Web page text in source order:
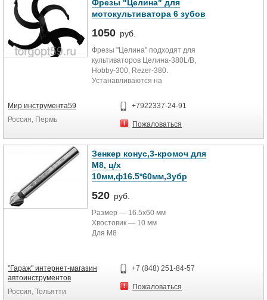
Фрезы "Целина" для
мотокультиватора 6 зубов
1050 руб.
Фрезы "Целина" подходят для
культиваторов Целина-380L/B,
Hobby-300, Rezer-380.
Устанавливаются на
рабочей зоны агрегата, тем самым
позволяют сэкономить время на
обработку грунта. Наиболее
большие участки. Предназначены
для рыхления почвы с
измельчением сорняков и
равномерным перемешиванием
почвы при внесении минеральных
удобрений. Фрезы монтируются на
выходной вал редуктора.
Изготовлены из качественного
материала, имеют длительный
Мир инструмента59
Россия, Пермь
+7922337-24-91
Пожаловаться
Зенкер конус,3-кромоч для
М8, ц/х
10мм,ф16.5*60мм,Зубр
520 руб.
Размер ― 16.5х60 мм
Хвостовик ― 10 мм
Для М8
"Гараж" интернет-магазин
автоинструментов
Россия, Тольятти
+7 (848) 251-84-57
Пожаловаться